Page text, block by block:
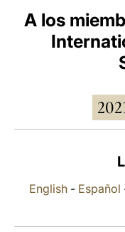
A los
English- Español